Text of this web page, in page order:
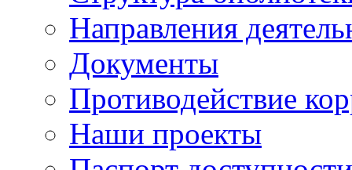
Направления
Документы
Противодействие
Наши проекты